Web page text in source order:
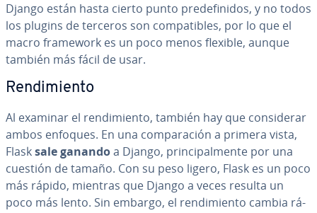
Django están hasta cierto punto pre­de­fi­ni­dos, y no todos
los plugins de terceros son co­m­pa­ti­bles, por lo que el
macro framework es un poco menos flexible, aunque
también más fácil de usar.
Re­n­di­mie­n­to
Al examinar el re­n­di­mie­n­to, también hay que co­n­si­de­rar
ambos enfoques. En una co­m­pa­ra­ción a primera vista,
Flasksale ganandoa Django, pri­n­ci­pa­l­me­n­te por una
cuestión de tamaño. Con su peso ligero, Flask es un poco
más rápido, mientras que Django a veces resulta un
poco más lento. Sin embargo, el re­n­di­mie­n­to cambia rá­